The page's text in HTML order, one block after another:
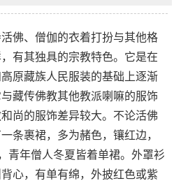
佛、僧伽的衣着打扮与其他格
有其独具的宗教特色。它是在
原藏族人民服装的基础上逐渐
藏传佛教其他教派喇嘛的服饰
尚的服饰差异较大。不论活佛
条裹裙，多为赭色，镶红边，
青年僧人冬夏皆着单裙。外罩衫
心，有单有绵，外披红色或紫